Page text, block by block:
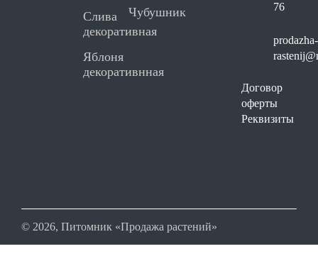
Слива
декоративная
Яблоня
декоративнная
Чубушник
76
prodazha-
Договор
оферты
Реквизиты
© 2026, Питомник «Продажа растений»